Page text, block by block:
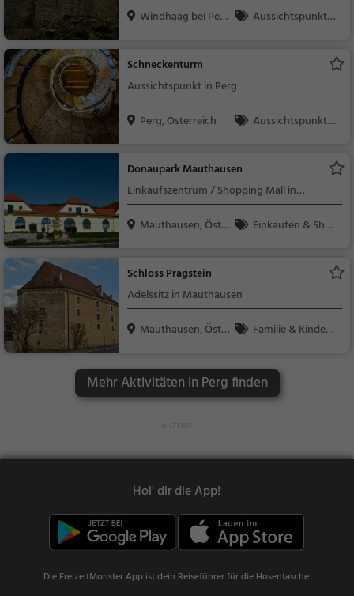
Windhaag bei Per
Aussichtspunkt, F
Schneckenturm
Aussichtspunkt in Perg
Perg, Österreich
Aussichtspunkt, F
Donaupark Mauthausen
Einkaufszentrum / Shopping Mall in
Mauthausen
Mauthausen, Öste
Einkaufen & Shop
Schloss Pragstein
Adelssitz in Mauthausen
Mauthausen, Öste
Familie & Kinder,
Mehr Aktivitäten in Perg finden
Hol' dir die App!
Die FreizeitMonster App ist dein Reiseführer für die Hosentasche.